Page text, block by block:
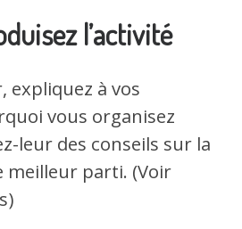
l’activité
expliquez à vos
vous organisez
leur des conseils sur la
meilleur parti. (Voir